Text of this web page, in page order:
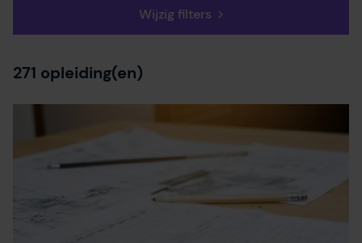
Wijzig filters
271 opleiding(en)